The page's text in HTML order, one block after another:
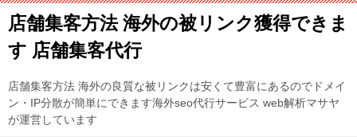
店舗集客方法 海外の被リンク獲得できま
す 店舗集客代行
店舗集客方法 海外の良質な被リンクは安くて豊富にあるのでドメイ
ン・IP分散が簡単にできます海外seo代行サービス web解析マサヤ
が運営しています